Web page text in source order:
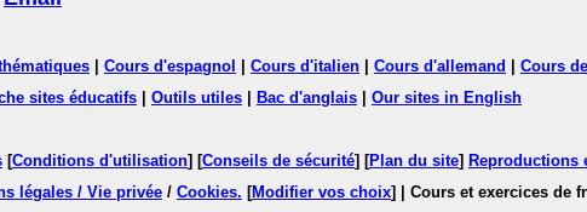
Cours d'espagnol Cours d'italien Cours d'allemand
Cours
sites éducatifs Outils utiles Bac d'anglais Our sites in English
[Conditions d'utilisation] [Conseils de sécurité] [Plan du site]
légales / Vie privée / Cookies. [Modifier vos choix] | Cours et exercices